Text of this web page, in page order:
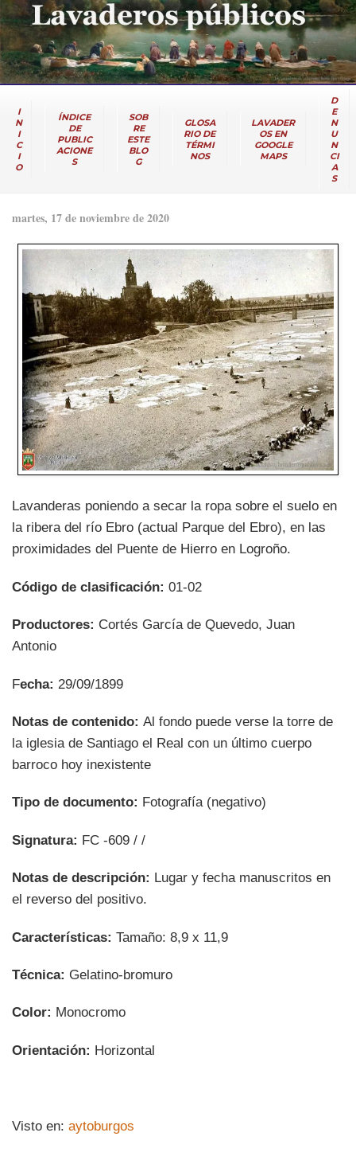
I
N
I
C
I
O
ÍNDICE
DE
PUBLIC
ACIONE
S
SOB
RE
ESTE
BLO
G
GLOSA
RIO DE
TÉRMI
NOS
LAVADER
OS EN
GOOGLE
MAPS
D
E
N
U
N
CI
A
S
martes, 17 de noviembre de 2020
Lavanderas poniendo a secar la ropa sobre el suelo en
la ribera del río Ebro (actual Parque del Ebro), en las
proximidades del Puente de Hierro en Logroño.
Código de clasificación: 01-02
Productores: Cortés García de Quevedo, Juan
Antonio
Fecha: 29/09/1899
Notas de contenido: Al fondo puede verse la torre de
la iglesia de Santiago el Real con un último cuerpo
barroco hoy inexistente
Tipo de documento: Fotografía (negativo)
Signatura: FC -609 / /
Notas de descripción: Lugar y fecha manuscritos en
el reverso del positivo.
Características: Tamaño: 8,9 x 11,9
Técnica: Gelatino-bromuro
Color: Monocromo
Orientación: Horizontal
Visto en: aytoburgos